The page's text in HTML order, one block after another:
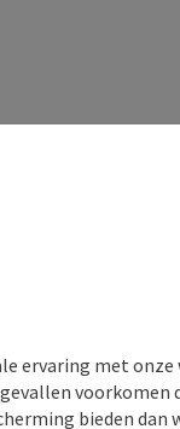
ervaring met
voorkomen
bieden